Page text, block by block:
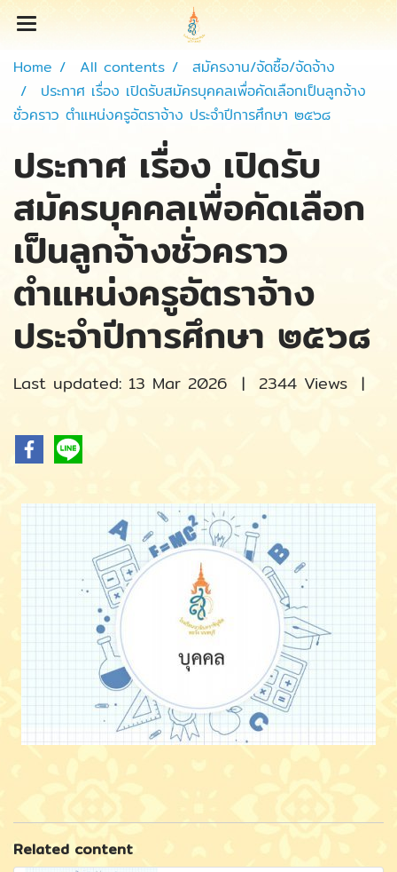
Home All contents
สมัครงาน/จัดซื้อ/จัดจ้าง
ประกาศ เรื่อง เปิดรับสมัครบุคคลเพื่อคัดเลือกเป็นลูกจ้าง
ชั่วคราว ตำแหน่งครูอัตราจ้าง ประจำปีการศึกษา ๒๕๖๘
ประกาศ เรื่อง เปิดรับ
สมัครบุคคลเพื่อคัดเลือก
เป็นลูกจ้างชั่วคราว
ตำแหน่งครูอัตราจ้าง
ประจำปีการศึกษา ๒๕๖๘
Last updated: 13 Mar 2026 | 2344 Views |
Related content